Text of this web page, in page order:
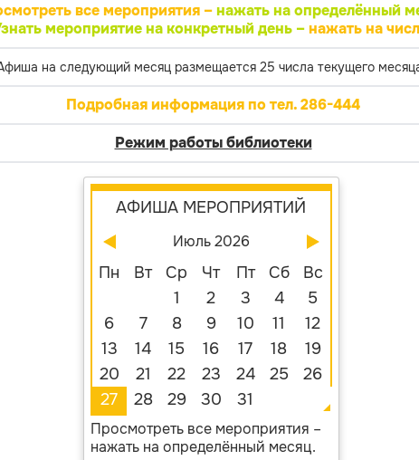
все мероприятия – нажать на определённый
мероприятие на конкретный день –нажать на
на следующий месяц размещается 25 числа текущего
Подробная информация по тел. 286-444
Режим работы библиотеки
АФИША МЕРОПРИЯТИЙ
Июль 2026
Пн Вт Ср Чт Пт Сб
Вс
1
2 3 4
5
6
7 8 9 10 11
12
13
14 15 16 17 18
19
20
21 22 23 24 25
26
27
28 29 30 31
Просмотреть все мероприятия –
нажать на определённый месяц.